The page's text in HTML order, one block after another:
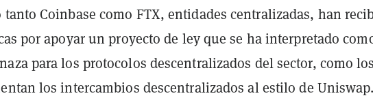
tanto Coinbase como FTX, entidades centralizadas, han
por apoyar un proyecto de ley que se ha interpretado
para los protocolos descentralizados del sector, como
los intercambios descentralizados al estilo de Uniswap.